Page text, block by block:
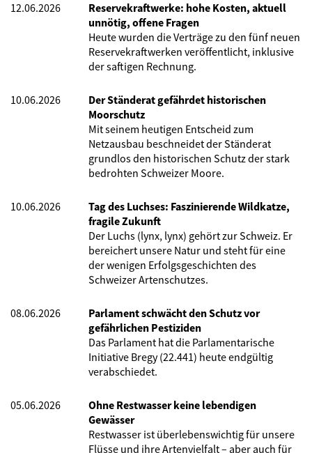
12.06.2026
Reservekraftwerke: hohe Kosten, aktuell
unnötig, offene Fragen
Heute wurden die Verträge zu den fünf neuen
Reservekraftwerken veröffentlicht, inklusive
der saftigen Rechnung.
10.06.2026
Der Ständerat gefährdet historischen
Moorschutz
Mit seinem heutigen Entscheid zum
Netzausbau beschneidet der Ständerat
grundlos den historischen Schutz der stark
bedrohten Schweizer Moore.
10.06.2026
Tag des Luchses: Faszinierende Wildkatze,
fragile Zukunft
Der Luchs (lynx, lynx) gehört zur Schweiz. Er
bereichert unsere Natur und steht für eine
der wenigen Erfolgsgeschichten des
Schweizer Artenschutzes.
08.06.2026
Parlament schwächt den Schutz vor
gefährlichen Pestiziden
Das Parlament hat die Parlamentarische
Initiative Bregy (22.441) heute endgültig
verabschiedet.
05.06.2026
Ohne Restwasser keine lebendigen
Gewässer
Restwasser ist überlebenswichtig für unsere
Flüsse und ihre Artenvielfalt – aber auch für